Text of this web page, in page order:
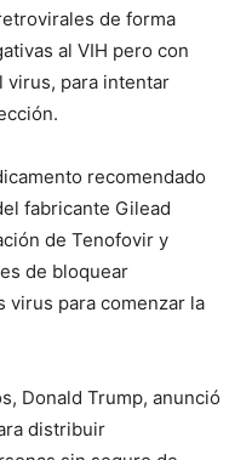
de forma
al VIH pero con
virus, para intentar
recomendado
fabricante Gilead
de Tenofovir y
de bloquear
virus para comenzar la
Donald Trump, anunció
distribuir